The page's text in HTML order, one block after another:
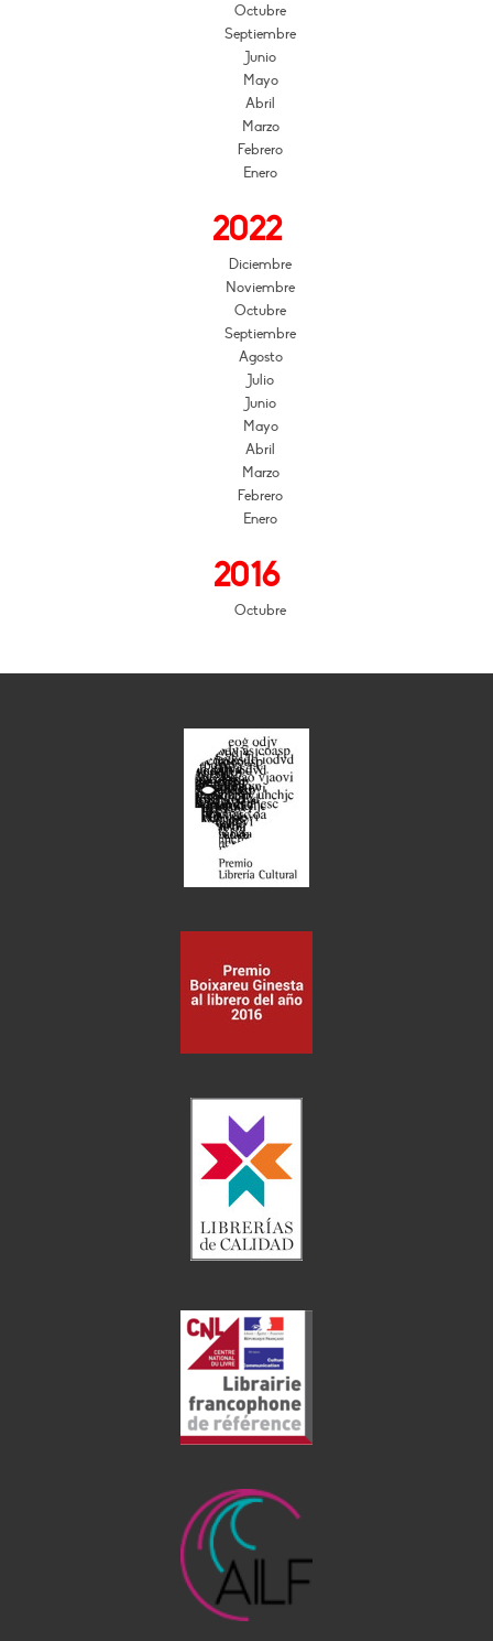
Octubre
Septiembre
Junio
Mayo
Abril
Marzo
Febrero
Enero
2022
Diciembre
Noviembre
Octubre
Septiembre
Agosto
Julio
Junio
Mayo
Abril
Marzo
Febrero
Enero
2016
Octubre